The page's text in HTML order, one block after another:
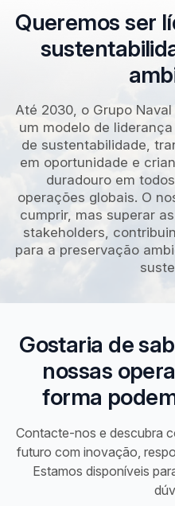
Queremos ser
Até 2030, o Grupo
um modelo de
de sustentabilidade,
em oportunidade e
duradouro em
operações globais. O
cumprir, mas superar
stakeholders,
para a preservação
Gostaria de
nossas
forma
Contacte-nos e descubra
futuro com inovação,
Estamos disponíveis